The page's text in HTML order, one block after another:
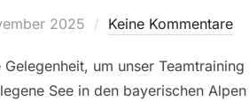
2025 Keine Kommentare
um unser
See in den bayerischen